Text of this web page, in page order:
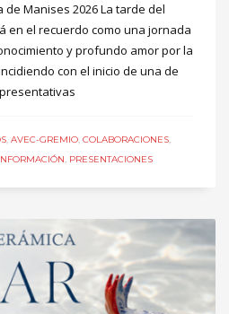
de Manises 2026 La tarde del
en el recuerdo como una jornada
y profundo amor por la
con el inicio de una de
, AVEC-GREMIO, COLABORACIONES,
, PRESENTACIONES